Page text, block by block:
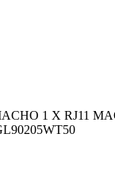
1 X RJ11